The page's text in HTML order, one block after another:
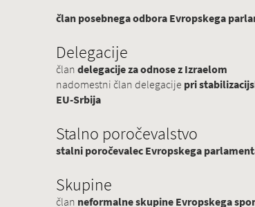
član posebnega odbora Evropskega
Delegacije
člandelegacije za odnose z Izraelom
nadomestni član delegacije pri
EU-Srbija
Stalno poročevalstvo
stalni poročevalec Evropskega
Skupine
član neformalne skupine Evropskega